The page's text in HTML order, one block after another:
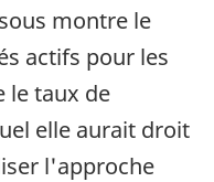
montre le
actifs pour les
le taux de
elle aurait droit
l'approche